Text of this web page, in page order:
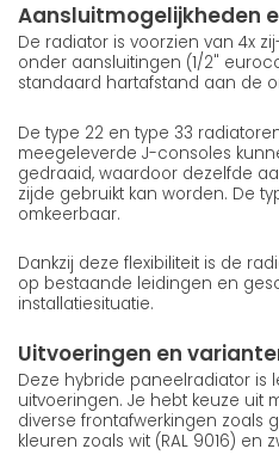
Aansluitmogelijkheden
De radiator is voorzien van 4x
onder aansluitingen (1/2"
standaard hartafstand aan de
De type 22 en type 33
meegeleverde J-consoles
gedraaid, waardoor dezelfde
zijde gebruikt kan worden. De
omkeerbaar.
Dankzij deze flexibiliteit is de
op bestaande leidingen en
installatiesituatie.
Uitvoeringen en
Deze hybride paneelradiator is
uitvoeringen. Je hebt keuze uit
diverse frontafwerkingen zoals
kleuren zoals wit (RAL 9016) en